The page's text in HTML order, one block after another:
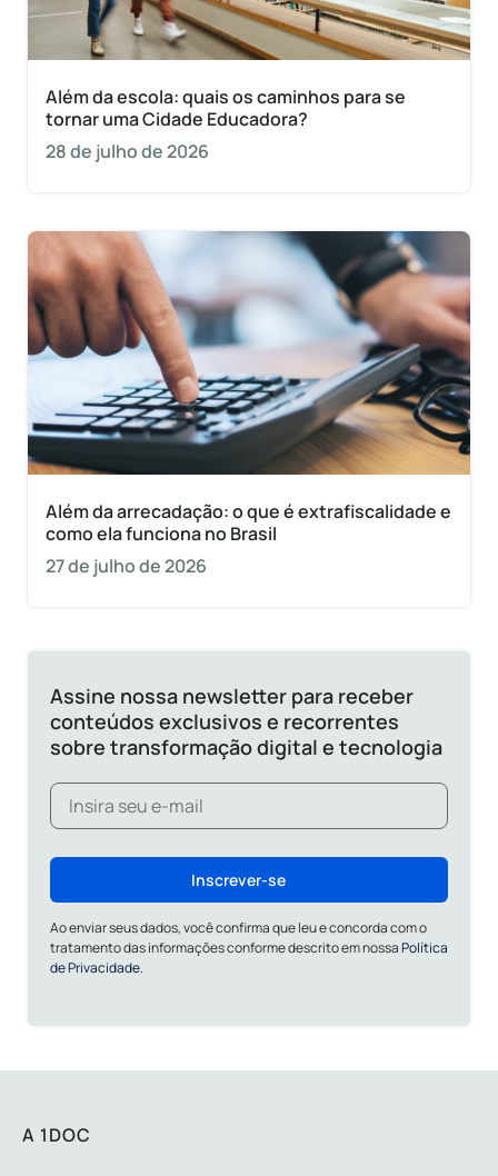
Além da escola: quais os caminhos para se
tornar uma Cidade Educadora?
28 de julho de 2026
Além da arrecadação: o que é extrafiscalidade e
como ela funciona no Brasil
27 de julho de 2026
Assine nossa newsletter para receber
conteúdos exclusivos e recorrentes
sobre transformação digital e tecnologia
Inscrever-se
Ao enviar seus dados, você confirma que leu e concorda com o
tratamento das informações conforme descrito em nossaPolítica
de Privacidade.
A 1DOC